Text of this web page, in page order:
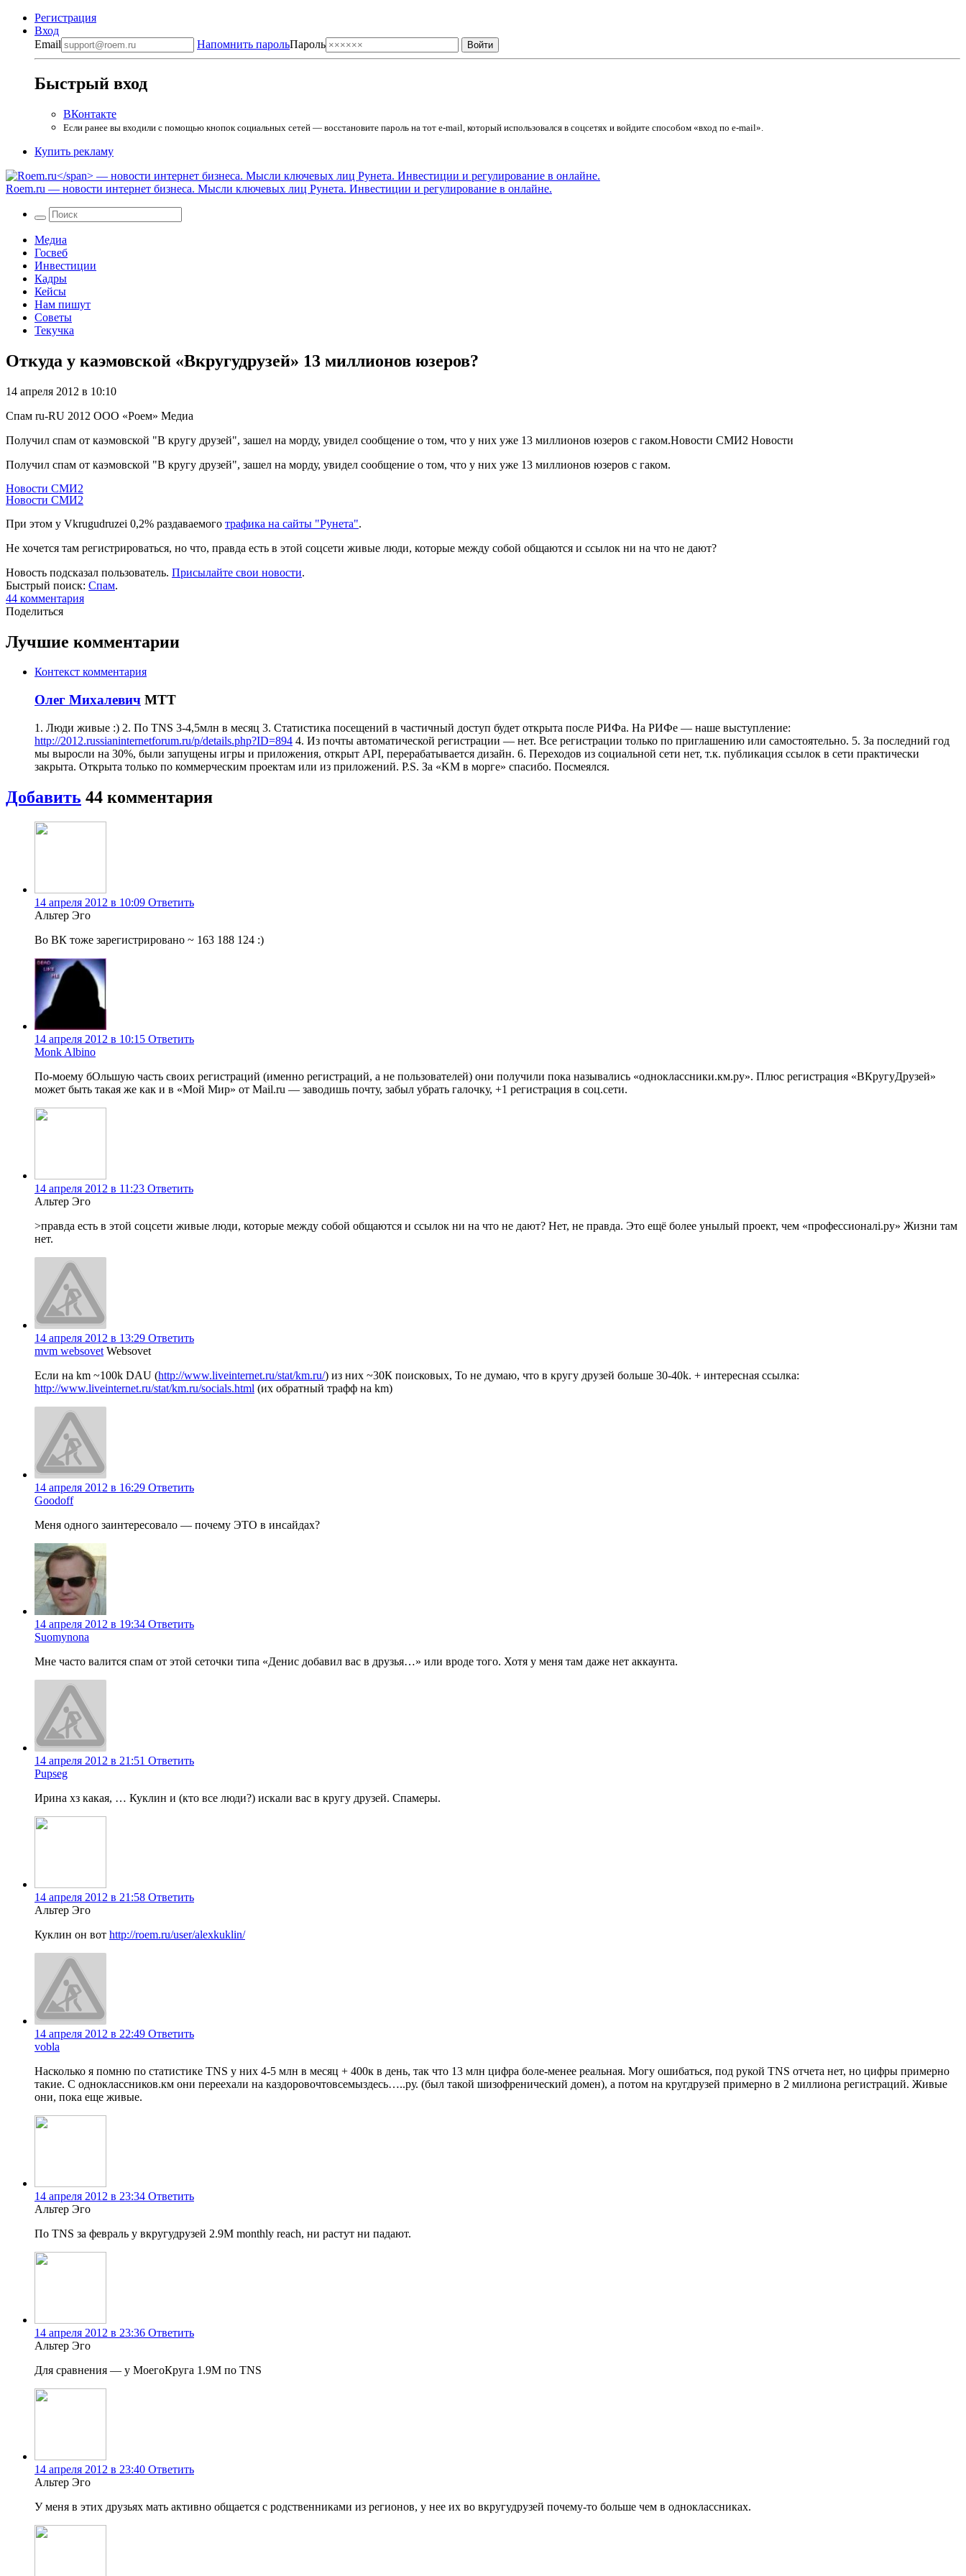
Регистрация
Вход
Email
Напомнить парольПароль
Быстрый вход
ВКонтакте
Если ранее вы входили с помощью кнопок социальных сетей — восстановите пароль на тот e-mail, который использовался в соцсетях и войдите способом «вход по e-mail».
Купить рекламу
Roem.ru — новости интернет бизнеса. Мысли ключевых лиц Рунета. Инвестиции и регулирование в онлайне.
Медиа
Госвеб
Инвестиции
Кадры
Кейсы
Нам пишут
Советы
Текучка
Откуда у каэмовской «Вкругудрузей» 13 миллионов юзеров?
14 апреля 2012 в 10:10
Спам ru-RU 2012 ООО «Роем» Медиа
Получил спам от каэмовской "В кругу друзей", зашел на морду, увидел сообщение о том, что у них уже 13 миллионов юзеров с гаком.Новости СМИ2 Новости
Получил спам от каэмовской "В кругу друзей", зашел на морду, увидел сообщение о том, что у них уже 13 миллионов юзеров с гаком.
Новости СМИ2
Новости СМИ2
При этом у Vkrugudruzei 0,2% раздаваемого трафика на сайты "Рунета".
Не хочется там регистрироваться, но что, правда есть в этой соцсети живые люди, которые между собой общаются и ссылок ни на что не дают?
Новость подсказал пользователь. Присылайте свои новости.
Быстрый поиск: Спам.
44 комментария
Поделиться
Лучшие комментарии
Контекст комментария
Олег Михалевич МТТ
1. Люди живые :) 2. По TNS 3-4,5млн в месяц 3. Статистика посещений в частичный доступ будет открыта после РИФа. На РИФе — наше выступление:
http://2012.russianinternetforum.ru/p/details.php?ID=894 4. Из почты автоматической регистрации — нет. Все регистрации только по приглашению или самостоятельно. 5. За последний год
мы выросли на 30%, были запущены игры и приложения, открыт API, перерабатывается дизайн. 6. Переходов из социальной сети нет, т.к. публикация ссылок в сети практически
закрыта. Открыта только по коммерческим проектам или из приложений. P.S. За «KM в морге» спасибо. Посмеялся.
Добавить 44 комментария
14 апреля 2012 в 10:09 Ответить
Альтер Эго
Во ВК тоже зарегистрировано ~ 163 188 124 :)
14 апреля 2012 в 10:15 Ответить
Monk Albino
По-моему бОльшую часть своих регистраций (именно регистраций, а не пользователей) они получили пока назывались «одноклассники.км.ру». Плюс регистрация «ВКругуДрузей»
может быть такая же как и в «Мой Мир» от Mail.ru — заводишь почту, забыл убрать галочку, +1 регистрация в соц.сети.
14 апреля 2012 в 11:23 Ответить
Альтер Эго
>правда есть в этой соцсети живые люди, которые между собой общаются и ссылок ни на что не дают? Нет, не правда. Это ещё более унылый проект, чем «профессионалi.ру» Жизни там
нет.
14 апреля 2012 в 13:29 Ответить
mvm websovet Websovet
Если на km ~100k DAU (http://www.liveinternet.ru/stat/km.ru/) из них ~30К поисковых, То не думаю, что в кругу друзей больше 30-40k. + интересная ссылка:
http://www.liveinternet.ru/stat/km.ru/socials.html (их обратный трафф на km)
14 апреля 2012 в 16:29 Ответить
Goodoff
Меня одного заинтересовало — почему ЭТО в инсайдах?
14 апреля 2012 в 19:34 Ответить
Suomynona
Мне часто валится спам от этой сеточки типа «Денис добавил вас в друзья…» или вроде того. Хотя у меня там даже нет аккаунта.
14 апреля 2012 в 21:51 Ответить
Pupseg
Ирина хз какая, … Куклин и (кто все люди?) искали вас в кругу друзей. Спамеры.
14 апреля 2012 в 21:58 Ответить
Альтер Эго
Куклин он вот http://roem.ru/user/alexkuklin/
14 апреля 2012 в 22:49 Ответить
vobla
Насколько я помню по статистике TNS у них 4-5 млн в месяц + 400к в день, так что 13 млн цифра боле-менее реальная. Могу ошибаться, под рукой TNS отчета нет, но цифры примерно
такие. С одноклассников.км они переехали на каздоровочтовсемыздесь…..ру. (был такой шизофренический домен), а потом на кругдрузей примерно в 2 миллиона регистраций. Живые
они, пока еще живые.
14 апреля 2012 в 23:34 Ответить
Альтер Эго
По TNS за февраль у вкругудрузей 2.9M monthly reach, ни растут ни падают.
14 апреля 2012 в 23:36 Ответить
Альтер Эго
Для сравнения — у МоегоКруга 1.9M по TNS
14 апреля 2012 в 23:40 Ответить
Альтер Эго
У меня в этих друзьях мать активно общается с родственниками из регионов, у нее их во вкругудрузей почему-то больше чем в одноклассниках.